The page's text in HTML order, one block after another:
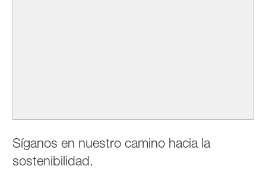
Síganos en nuestro camino hacia la
sostenibilidad.